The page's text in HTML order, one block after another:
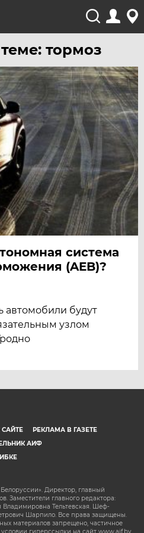
тормоз
система
(AEB)?
автомобили будут
узлом
РЕКЛАМА В ГАЗЕТЕ
АИФ
Директор, главный
Заместители главного редактора:
Тельтевская. Шеф-
Шарпило. Все права защищены.
материалов запрещено, частичное